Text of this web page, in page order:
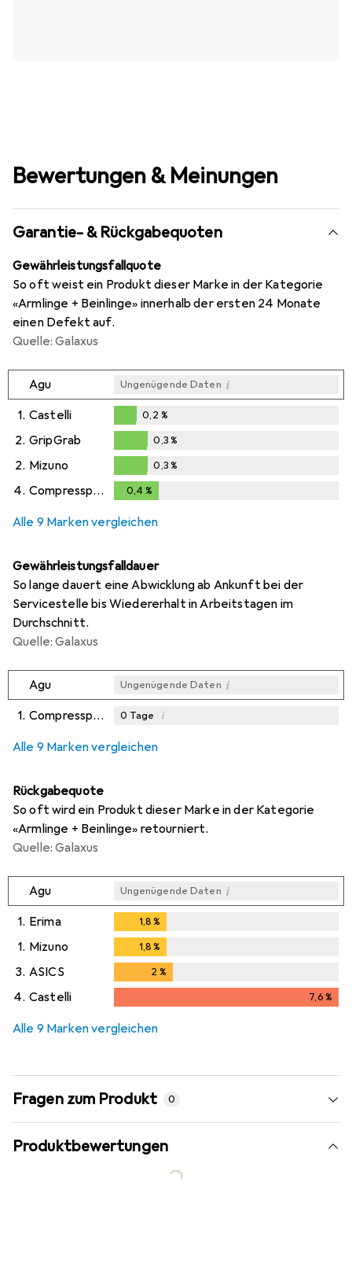
Bewertungen & Meinungen
Garantie- & Rückgabequoten
Gewährleistungsfallquote
So oft weist ein Produkt dieser Marke in der Kategorie
«Armlinge + Beinlinge» innerhalb der ersten 24 Monate
einen Defekt auf.
Quelle: Galaxus
Agu Ungenügende Daten i
1. Castelli
0,2%
0,2 %
2. GripGrab
0,3%
0,3%
2. Mizuno
0,3%
0,3%
4. Compressport 0,4 %
Alle 9 Marken vergleichen
Gewährleistungsfalldauer
So lange dauert eine Abwicklung ab Ankunft bei der
Servicestelle bis Wiedererhalt in Arbeitstagen im
Durchschnitt.
Quelle: Galaxus
Agu Ungenügende Daten i
1. Compressport 0 Tage i
Alle 9 Marken vergleichen
Rückgabequote
So oft wird ein Produkt dieser Marke in der Kategorie
«Armlinge + Beinlinge» retourniert.
Quelle: Galaxus
Agu Ungenügende Daten i
1. Erima 1,8%
1. Mizuno 1,8%
3. ASICS 2 %
4. Castelli 7,6%
Alle 9 Marken vergleichen
Fragen zum Produkt 0
Produktbewertungen